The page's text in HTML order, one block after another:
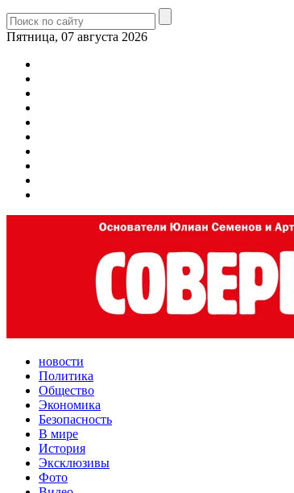
Пятница, 07 августа 2026
новости
Политика
Общество
Экономика
Безопасность
В мире
История
Эксклюзивы
Фото